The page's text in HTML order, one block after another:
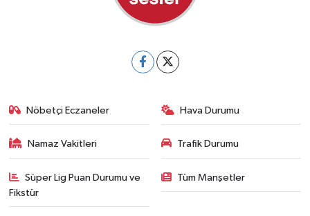
Nöbetçi Eczaneler Hava Durumu
Namaz Vakitleri Trafik Durumu
Süper Lig Puan Durumu ve
Fikstür
Tüm Manşetler